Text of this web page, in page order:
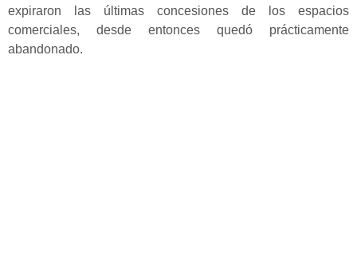
expiraron las últimas concesiones de los espacios
comerciales, desde entonces quedó prácticamente
abandonado.